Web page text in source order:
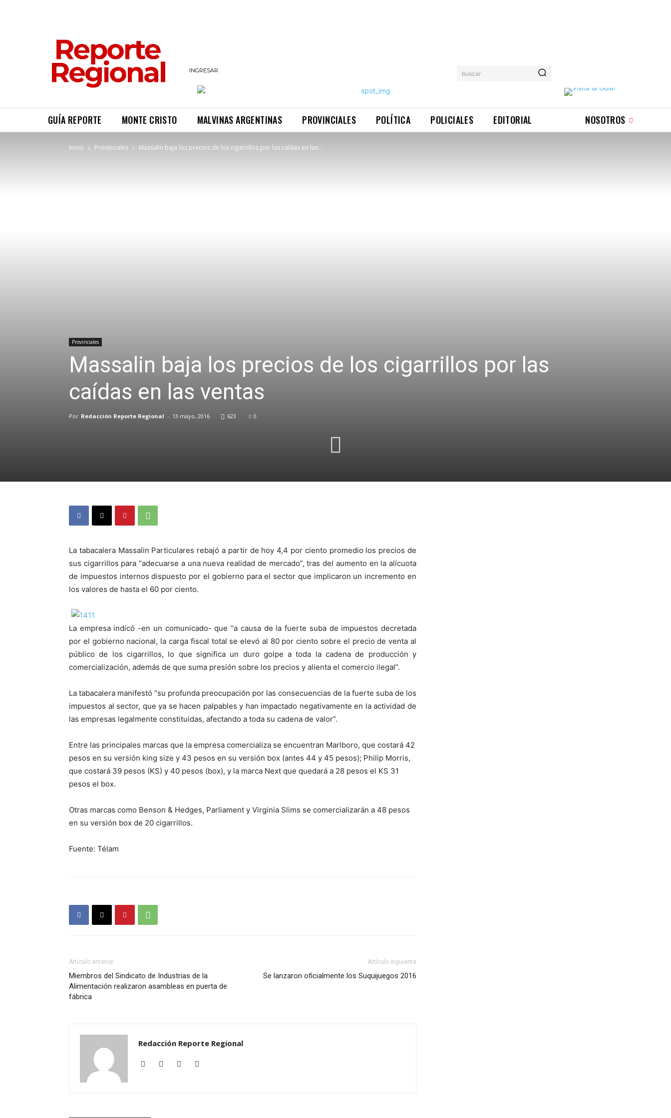
INGRESAR buscar
GUÍA REPORTE MONTE CRISTO MALVINAS ARGENTINAS PROVINCIALES POLÍTICA POLICIALES EDITORIAL NOSOTROS
Inicio Provinciales Massalin baja los precios de los cigarrillos por las caídas en las...
Provinciales
Massalin baja los precios de los cigarrillos por las
caídas en las ventas
Por Redacción Reporte Regional - 13 mayo, 2016 623 0
La tabacalera Massalin Particulares rebajó a partir de hoy 4,4 por ciento promedio los precios de
sus cigarrillos para “adecuarse a una nueva realidad de mercado”, tras del aumento en la alícuota
de impuestos internos dispuesto por el gobierno para el sector que implicaron un incremento en
los valores de hasta el 60 por ciento.
La empresa indicó -en un comunicado- que “a causa de la fuerte suba de impuestos decretada
por el gobierno nacional, la carga fiscal total se elevó al 80 por ciento sobre el precio de venta al
público de los cigarrillos, lo que significa un duro golpe a toda la cadena de producción y
comercialización, además de que suma presión sobre los precios y alienta el comercio ilegal”.
La tabacalera manifestó “su profunda preocupación por las consecuencias de la fuerte suba de los
impuestos al sector, que ya se hacen palpables y han impactado negativamente en la actividad de
las empresas legalmente constituidas, afectando a toda su cadena de valor”.
Entre las principales marcas que la empresa comercializa se encuentran Marlboro, que costará 42
pesos en su versión king size y 43 pesos en su versión box (antes 44 y 45 pesos); Philip Morris,
que costará 39 pesos (KS) y 40 pesos (box), y la marca Next que quedará a 28 pesos el KS 31
pesos el box.
Otras marcas como Benson & Hedges, Parliament y Virginia Slims se comercializarán a 48 pesos
en su versión box de 20 cigarrillos.
Fuente: Télam
Artículo anterior
Miembros del Sindicato de Industrias de la
Alimentación realizaron asambleas en puerta de
fábrica
Artículo siguiente
Se lanzaron oficialmente los Suquijuegos 2016
Redacción Reporte Regional